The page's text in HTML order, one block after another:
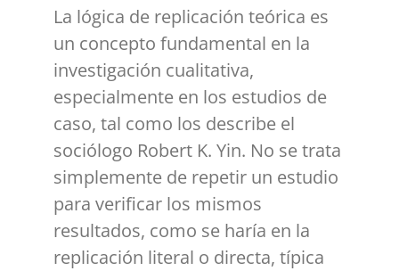
La lógica de replicación teórica es
un concepto fundamental en la
investigación cualitativa,
especialmente en los estudios de
caso, tal como los describe el
sociólogo Robert K. Yin. No se trata
simplemente de repetir un estudio
para verificar los mismos
resultados, como se haría en la
replicación literal o directa, típica